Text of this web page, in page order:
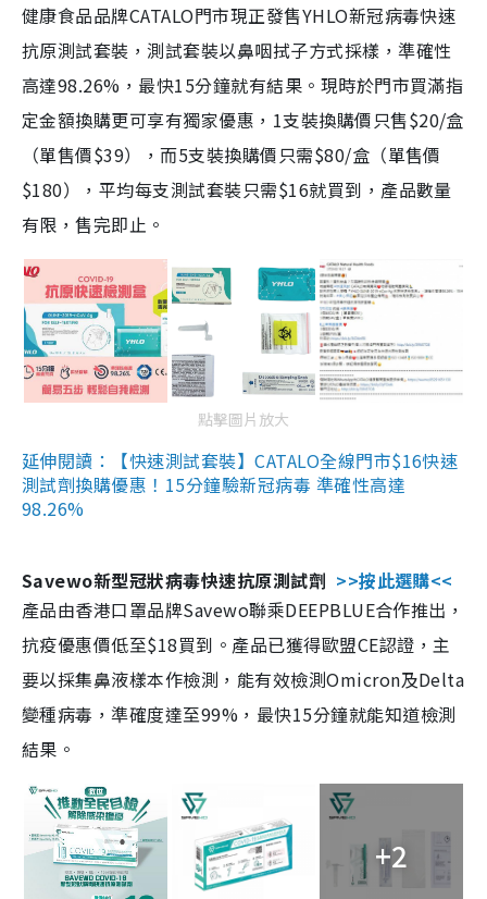
健康食品品牌CATALO門市現正發售YHLO新冠病毒快速
抗原測試套裝，測試套裝以鼻咽拭子方式採樣，準確性
高達98.26%，最快15分鐘就有結果。現時於門市買滿指
定金額換購更可享有獨家優惠，1支裝換購價只售$20/盒
（單售價$39），而5支裝換購價只需$80/盒（單售價
$180），平均每支測試套裝只需$16就買到，產品數量
有限，售完即止。
點擊圖片放大
延伸閱讀：【快速測試套裝】CATALO全線門市$16快速
測試劑換購優惠！15分鐘驗新冠病毒 準確性高達
98.26%
Savewo新型冠狀病毒快速抗原測試劑 >>按此選購<<
產品由香港口罩品牌Savewo聯乘DEEPBLUE合作推出，
抗疫優惠價低至$18買到。產品已獲得歐盟CE認證，主
要以採集鼻液樣本作檢測，能有效檢測Omicron及Delta
變種病毒，準確度達至99%，最快15分鐘就能知道檢測
結果。
+2